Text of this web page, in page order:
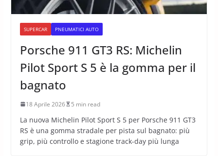
SUPERCAR PNEUMATICI AUTO
Porsche 911 GT3 RS: Michelin
Pilot Sport S 5 è la gomma per il
bagnato
18 Aprile 2026 5 min read
La nuova Michelin Pilot Sport S 5 per Porsche 911 GT3
RS è una gomma stradale per pista sul bagnato: più
grip, più controllo e stagione track-day più lunga